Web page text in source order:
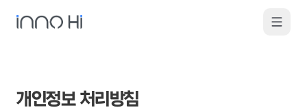
개인정보 처리방침